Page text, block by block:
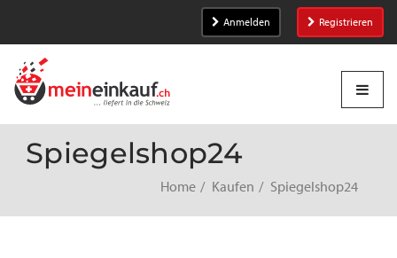
Anmelden Registrieren
Spiegelshop24
Home Kaufen Spiegelshop24